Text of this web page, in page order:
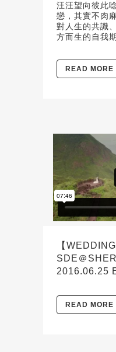
汪汪望向彼此
戀，其實不肉
對人生的共識
方而生的自我
READ MORE
【
SDE＠
2016.06.25
READ MORE